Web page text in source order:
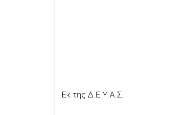
Εκ της Δ.Ε.Υ.Α.Σ.